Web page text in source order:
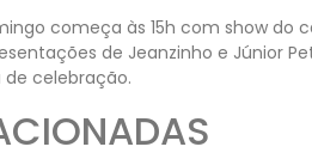
começa às 15h com show do
de Jeanzinho e Júnior
celebração.